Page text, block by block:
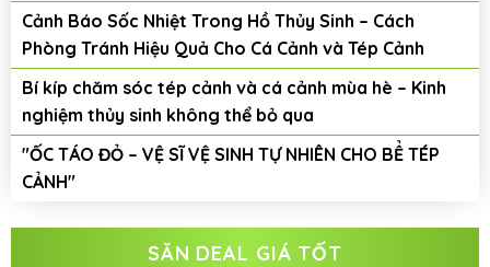
Cảnh Báo Sốc Nhiệt Trong Hồ Thủy Sinh – Cách
Phòng Tránh Hiệu Quả Cho Cá Cảnh và Tép Cảnh
Bí kíp chăm sóc tép cảnh và cá cảnh mùa hè – Kinh
nghiệm thủy sinh không thể bỏ qua
"ỐC TÁO ĐỎ – VỆ SĨ VỆ SINH TỰ NHIÊN CHO BỂ TÉP
CẢNH"
SĂN DEAL GIÁ TỐT